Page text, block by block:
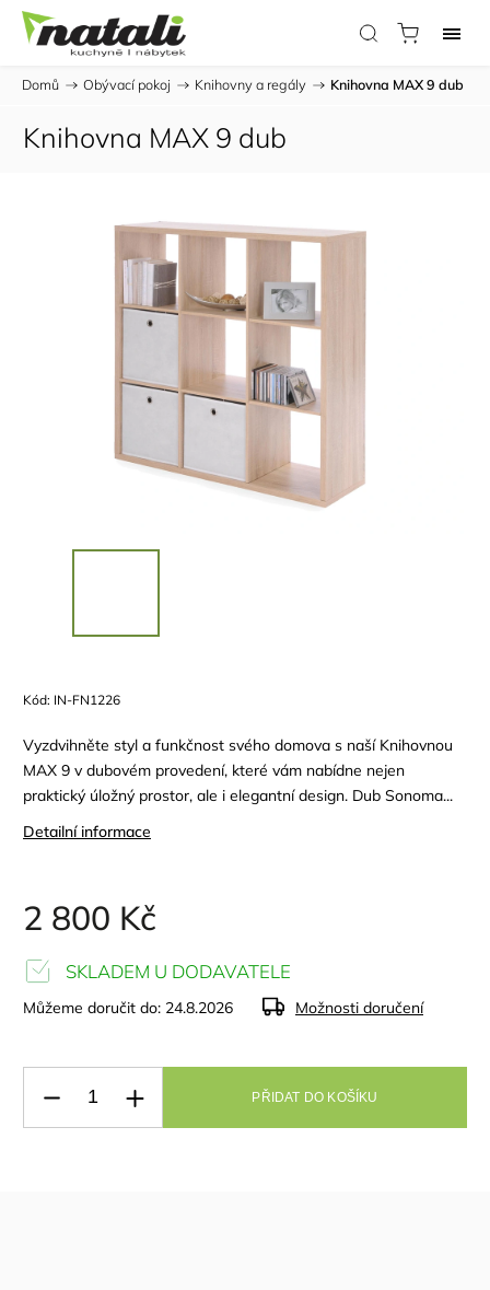
Domů / Obývací pokoj / Knihovny a regály / Knihovna MAX 9 dub
Knihovna MAX 9 dub
Kód: IN-FN1226
Vyzdvihněte styl a funkčnost svého domova s naší Knihovnou
MAX 9 v dubovém provedení, které vám nabídne nejen
praktický úložný prostor, ale i elegantní design. Dub Sonoma...
Detailní informace
2 800 Kč
SKLADEM U DODAVATELE
Můžeme doručit do: 24.8.2026 Možnosti doručení
PŘIDAT DO KOŠÍKU